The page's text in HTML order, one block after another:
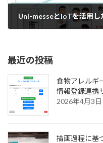
最近の投稿
食物アレルギ
情報登録連携
2026年4月3日
描画過程に基